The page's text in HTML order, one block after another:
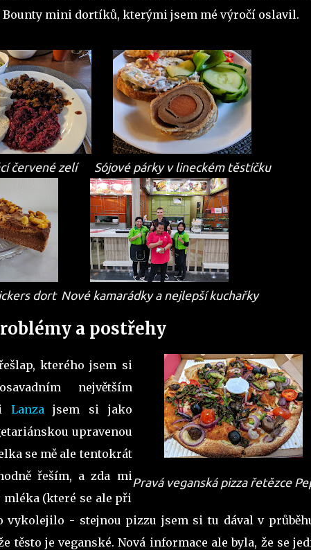
Bounty mini dortíků, kterými jsem mé výročí oslavil.
červené zelí Sójové párky v lineckém těstíčku
dort Nové kamarádky a nejlepší kuchařky
a postřehy
Pravá veganská pizza řetězce
kterého jsem si
největším
Lanza jsem si jako
upravenou
se mě ale tentokrát
řeším, a zda mi
mléka (které se ale při
vykolejilo - stejnou pizzu jsem si tu dával v
těsto je veganské. Nová informace ale byla, že se